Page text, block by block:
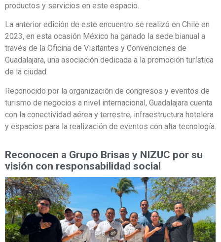
productos y servicios en este espacio.
La anterior edición de este encuentro se realizó en Chile en
2023, en esta ocasión México ha ganado la sede bianual a
través de la Oficina de Visitantes y Convenciones de
Guadalajara, una asociación dedicada a la promoción turística
de la ciudad.
Reconocido por la organización de congresos y eventos de
turismo de negocios a nivel internacional, Guadalajara cuenta
con la conectividad aérea y terrestre, infraestructura hotelera
y espacios para la realización de eventos con alta tecnología.
Reconocen a Grupo Brisas y NIZUC por su
visión con responsabilidad social